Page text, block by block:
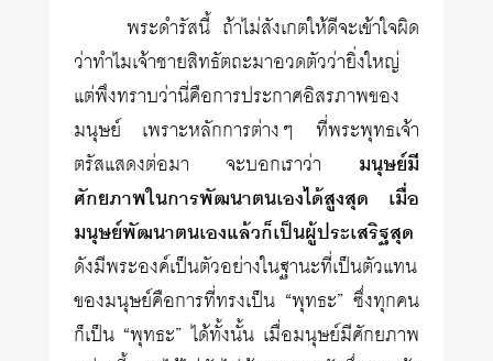
พระดำรัสนี้ ถ้าไม่สังเกตให้ดีจะเข้าใจผิด
ว่าทำไมเจ้าชายสิทธัตถะมาอวดตัวว่ายิ่งใหญ่
แต่พึงทราบว่านี่คือการประกาศอิสรภาพของ
มนุษย์ เพราะหลักการต่างๆ ที่พระพุทธเจ้า
ตรัสแสดงต่อมา จะบอกเราว่า มนุษย์มี
ศักยภาพในการพัฒนาตนเองได้สูงสุด เมื่อ
มนุษย์พัฒนาตนเองแล้วก็เป็นผู้ประเสริฐสุด
ดังมีพระองค์เป็นตัวอย่างในฐานะที่เป็นตัวแทน
ของมนุษย์คือการที่ทรงเป็น “พุทธะ” ซึ่งทุกคน
ก็เป็น “พุทธะ” ได้ทั้งนั้น เมื่อมนุษย์มีศักยภาพ